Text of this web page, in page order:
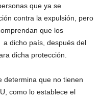
que ya se
contra la expulsión, pero
que los
dicho país, después del
dicha protección.
determina que no tienen
como lo establece el